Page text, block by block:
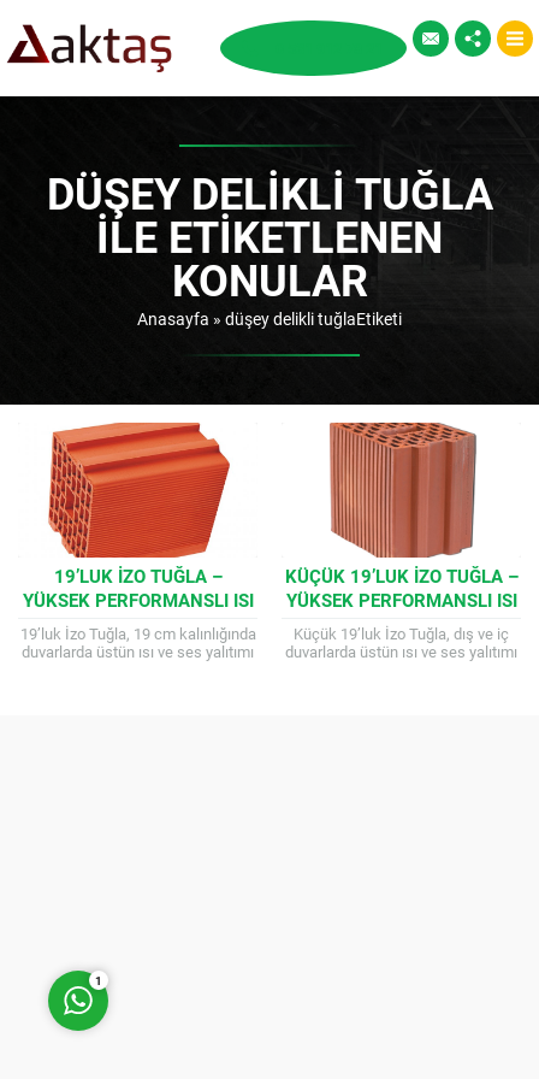
DÜŞEY DELIKLI TUĞLA
ILE ETIKETLENEN
KONULAR
Anasayfa » düşey delikli tuğlaEtiketi
19’LUK İZO TUĞLA –
YÜKSEK PERFORMANSLI ISI
VE SES YALITIM TUĞLASI
19’luk İzo Tuğla, 19 cm kalınlığında
duvarlarda üstün ısı ve ses yalıtımı
KÜÇÜK 19’LUK İZO TUĞLA –
YÜKSEK PERFORMANSLI ISI
VE SES YALITIM TUĞLASI
Küçük 19’luk İzo Tuğla, dış ve iç
duvarlarda üstün ısı ve ses yalıtımı
1